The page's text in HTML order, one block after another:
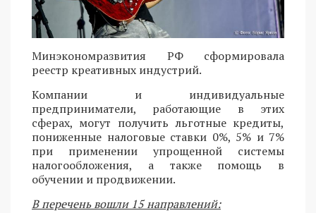
Минэкономразвития РФ сформировала
реестр креативных индустрий.
Компании и индивидуальные
предприниматели, работающие в этих
сферах, могут получить льготные кредиты,
пониженные налоговые ставки 0%, 5% и 7%
при применении упрощенной системы
налогообложения, а также помощь в
обучении и продвижении.
В перечень вошли 15 направлений: